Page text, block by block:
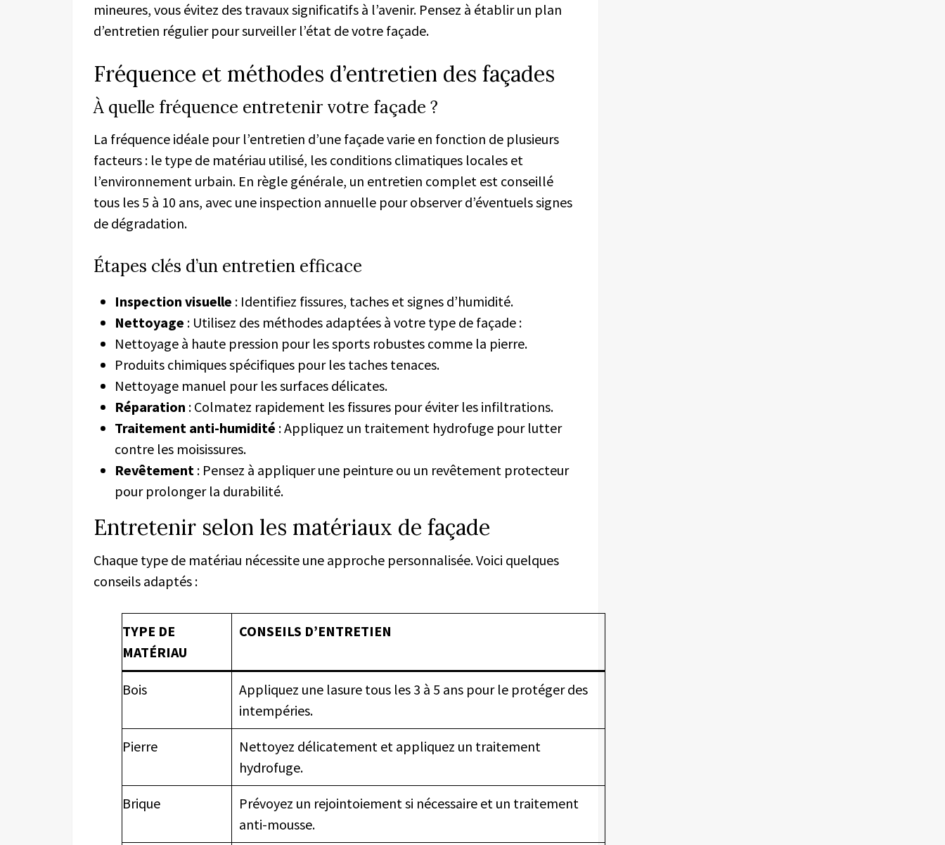
mineures, vous évitez des travaux significatifs à l’avenir. Pensez à établir un plan
d’entretien régulier pour surveiller l’état de votre façade.
Fréquence et méthodes d’entretien des façades
À quelle fréquence entretenir votre façade ?
La fréquence idéale pour l’entretien d’une façade varie en fonction de plusieurs
facteurs : le type de matériau utilisé, les conditions climatiques locales et
l’environnement urbain. En règle générale, un entretien complet est conseillé
tous les 5 à 10 ans, avec une inspection annuelle pour observer d’éventuels signes
de dégradation.
Étapes clés d’un entretien efficace
Inspection visuelle : Identifiez fissures, taches et signes d’humidité.
Nettoyage : Utilisez des méthodes adaptées à votre type de façade :
Nettoyage à haute pression pour les sports robustes comme la pierre.
Produits chimiques spécifiques pour les taches tenaces.
Nettoyage manuel pour les surfaces délicates.
Réparation : Colmatez rapidement les fissures pour éviter les infiltrations.
Traitement anti-humidité : Appliquez un traitement hydrofuge pour lutter
contre les moisissures.
Revêtement : Pensez à appliquer une peinture ou un revêtement protecteur
pour prolonger la durabilité.
Entretenir selon les matériaux de façade
Chaque type de matériau nécessite une approche personnalisée. Voici quelques
conseils adaptés :
TYPE DE
MATÉRIAU
CONSEILS D’ENTRETIEN
Bois
Appliquez une lasure tous les 3 à 5 ans pour le protéger des
intempéries.
Pierre
Nettoyez délicatement et appliquez un traitement
hydrofuge.
Brique
Prévoyez un rejointoiement si nécessaire et un traitement
anti-mousse.